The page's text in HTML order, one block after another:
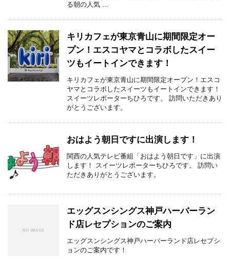
る朝の人気 ...
キリカフェが東京青山に期間限定オー
プン！エスコヤマとコラボしたスイー
ツもイートインできます！
キリカフェが東京青山に期間限定オープン！エスコ
ヤマとコラボしたスイーツもイートインできます！
スイーツレポーターちひろです。 訪問いただきあり
がとうございます。
おはよう朝日ですに出演します！
関西の人気テレビ番組「おはよう朝日です」に出演
します！ スイーツレポーターちひろです。 訪問い
ただきありがとうございます。
エッグスンシングス神戸ハーバーラン
ド店レセプションのご案内
エッグスンシングス神戸ハーバーランド店レセプシ
ョンのご案内です！